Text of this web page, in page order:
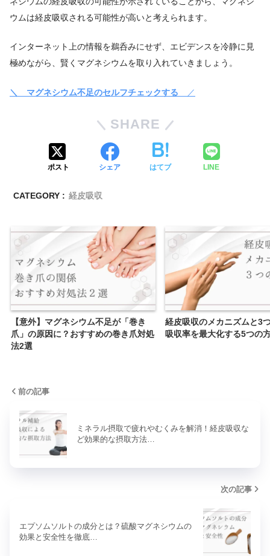
ウムは経皮吸収される可能性が高いと考えられます。
インターネット上の情報を鵜呑みにせず、エビデンスを冷静に見
極めながら、賢くマグネシウムを取り入れていきましょう。
＼ マグネシウム不足のセルフチェックする ／
SHARE
ポスト シェア はてブ LINE
CATEGORY : 経皮吸収
【意外】マグネシウム不足が「巻き
爪」の原因に？おすすめの巻き爪対処
法2選
経皮吸収のメカニズムと3
吸収率を最大化する5つの
前の記事
ミネラル摂取で疲れやむくみを解消！経皮吸収な
ど効果的な摂取方法…
次の記事
エプソムソルトの成分とは？硫酸マグネシウムの
効果と安全性を徹底…